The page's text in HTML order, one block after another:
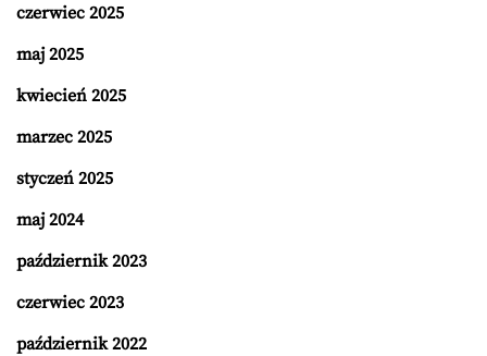
czerwiec 2025
maj 2025
kwiecień 2025
marzec 2025
styczeń 2025
maj 2024
październik 2023
czerwiec 2023
październik 2022